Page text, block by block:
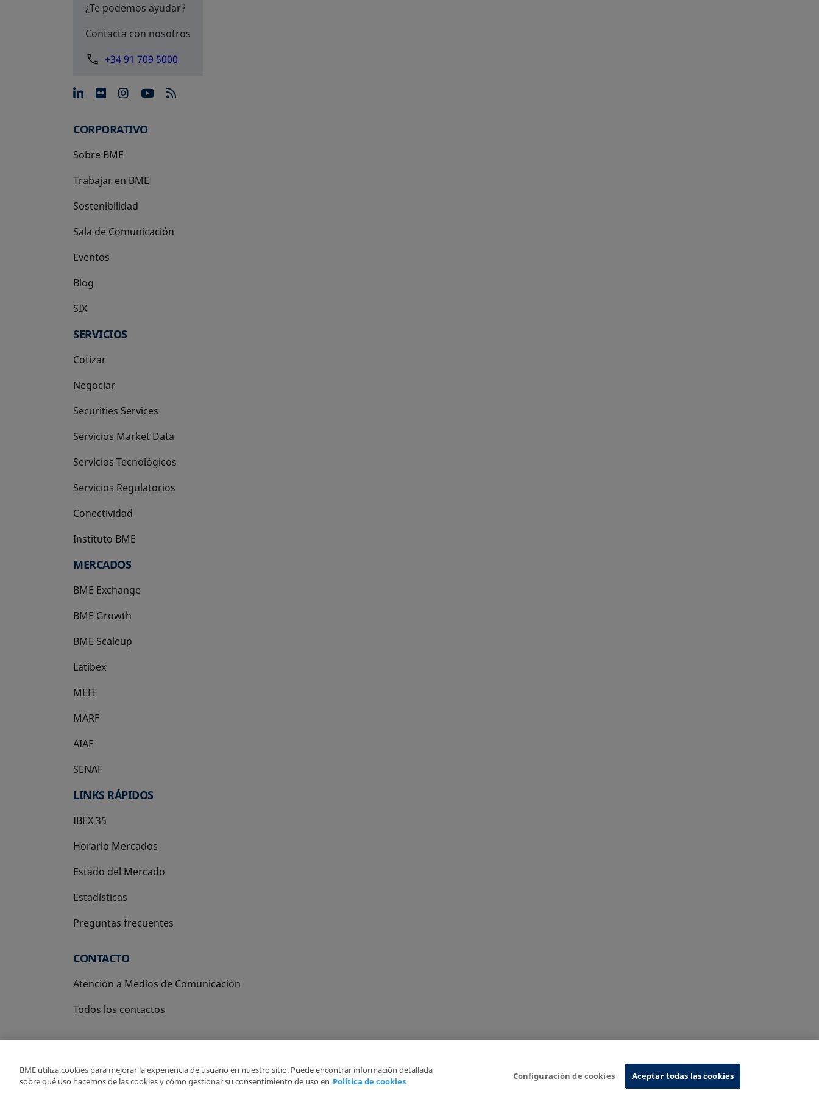
¿Te podemos ayudar?
Contacta con nosotros
+34 91 709 5000
se abre en una pestaña nueva
se abre en una pestaña nueva
se abre en una pestaña nueva
se abre en una pestaña nueva
CORPORATIVO
Sobre BME
Trabajar en BME
Sostenibilidad
Sala de Comunicación
Eventos
Blog
SIX
se abre en una pestaña nueva
SERVICIOS
Cotizar
Negociar
Securities Services
Servicios Market Data
Servicios Tecnológicos
Servicios Regulatorios
Conectividad
Instituto BME
se abre en una pestaña nueva
MERCADOS
BME Exchange
BME Growth
se abre en una pestaña nueva
BME Scaleup
se abre en una pestaña nueva
Latibex
se abre en una pestaña nueva
MEFF
se abre en una pestaña nueva
MARF
AIAF
SENAF
LINKS RÁPIDOS
IBEX 35
Horario Mercados
Estado del Mercado
Estadísticas
Preguntas frecuentes
CONTACTO
Atención a Medios de Comunicación
Todos los contactos
Copyright Ⓒ BME 2026 Sistema de Información
BME utiliza cookies para mejorar la experiencia de usuario en nuestro sitio. Puede encontrar información detallada
sobre qué uso hacemos de las cookies y cómo gestionar su consentimiento de uso en Política de cookies
Configuración de cookies Aceptar todas las cookies